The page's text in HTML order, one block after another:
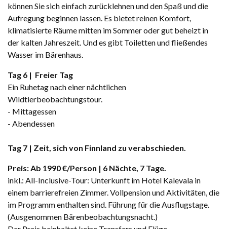
können Sie sich einfach zurücklehnen und den Spaß und die
Aufregung beginnen lassen. Es bietet reinen Komfort,
klimatisierte Räume mitten im Sommer oder gut beheizt in
der kalten Jahreszeit. Und es gibt Toiletten und fließendes
Wasser im Bärenhaus.
Tag 6 | Freier Tag
Ein Ruhetag nach einer nächtlichen
Wildtierbeobachtungstour.
- Mittagessen
- Abendessen
Tag 7 | Zeit, sich von Finnland zu verabschieden.
Preis: Ab 1990 €/Person | 6 Nächte, 7 Tage.
inkl.: All-Inclusive-Tour: Unterkunft im Hotel Kalevala in
einem barrierefreien Zimmer. Vollpension und Aktivitäten, die
im Programm enthalten sind. Führung für die Ausflugstage.
(Ausgenommen Bärenbeobachtungsnacht.)